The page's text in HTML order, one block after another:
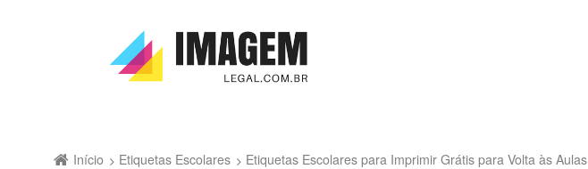
Início Etiquetas Escolares Etiquetas Escolares para Imprimir Grátis para Volta às Aulas